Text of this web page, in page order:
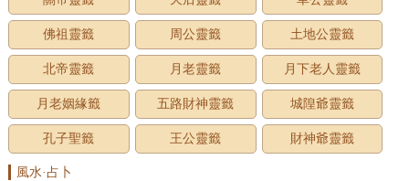
佛祖靈籤 周公靈籤 土地公靈籤
北帝靈籤 月老靈籤 月下老人靈籤
月老姻緣籤 五路財神靈籤 城隍爺靈籤
孔子聖籤 王公靈籤 財神爺靈籤
風水·占卜